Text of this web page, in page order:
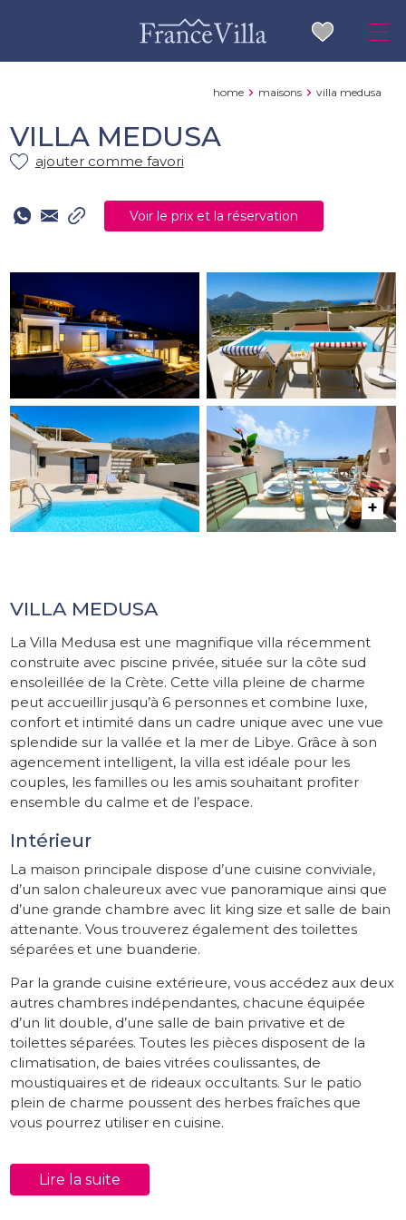
home maisons villa medusa
VILLA MEDUSA
ajouter comme favori
Voir le prix et la réservation
VILLA MEDUSA
La Villa Medusa est une magnifique villa récemment
construite avec piscine privée, située sur la côte sud
ensoleillée de la Crète. Cette villa pleine de charme
peut accueillir jusqu’à 6 personnes et combine luxe,
confort et intimité dans un cadre unique avec une vue
splendide sur la vallée et la mer de Libye. Grâce à son
agencement intelligent, la villa est idéale pour les
couples, les familles ou les amis souhaitant profiter
ensemble du calme et de l’espace.
Intérieur
La maison principale dispose d’une cuisine conviviale,
d’un salon chaleureux avec vue panoramique ainsi que
d’une grande chambre avec lit king size et salle de bain
attenante. Vous trouverez également des toilettes
séparées et une buanderie.
Par la grande cuisine extérieure, vous accédez aux deux
autres chambres indépendantes, chacune équipée
d’un lit double, d’une salle de bain privative et de
toilettes séparées. Toutes les pièces disposent de la
climatisation, de baies vitrées coulissantes, de
moustiquaires et de rideaux occultants. Sur le patio
plein de charme poussent des herbes fraîches que
vous pourrez utiliser en cuisine.
Extérieur
Autour de la piscine privée se trouvent six confortables
Lire la suite